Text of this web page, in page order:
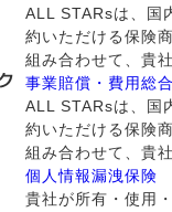
ALL STARsは、国
約いただける保険
組み合わせて、貴
事業賠償・費用総
ALL STARsは、国
約いただける保険
組み合わせて、貴
個人情報漏洩保険
貴社が所有・使用